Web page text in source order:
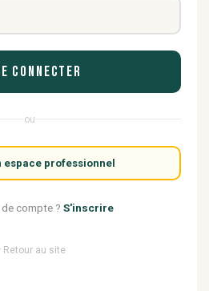
connecter
ou
espace professionnel
compte ? S'inscrire
Retour au site